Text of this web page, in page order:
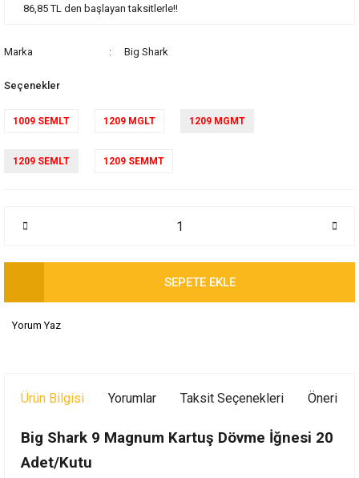
86,85 TL den başlayan taksitlerle!!
Marka Big Shark
Seçenekler
1009 SEMLT 1209 MGLT 1209 MGMT
1209 SEMLT 1209 SEMMT
SEPETE EKLE
Yorum Yaz
Ürün Bilgisi Yorumlar Taksit Seçenekleri
Big Shark 9 Magnum Kartuş Dövme İğnesi 20
Adet/Kutu